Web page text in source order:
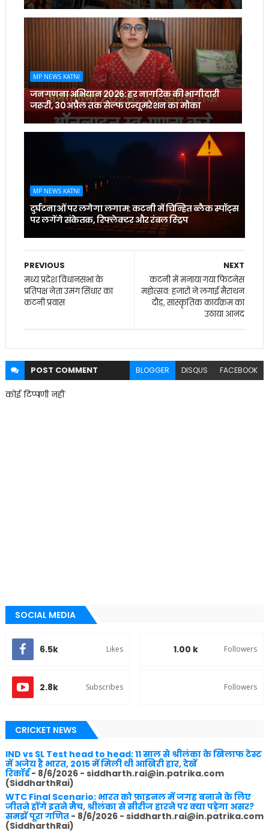
MP NEWS KATNI
जनगणना अभियान 2026: हर नागरिक की भागीदारी
जरूरी, 30 अप्रैल तक सेल्फ एन्यूमरेशन का मौका
MP NEWS KATNI
दुर्घटनाओं पर लगेगा लगाम: कटनी में चिन्हित ब्लैक स्पॉट्स
पर लगेंगे संकेतक, रिफ्लेक्टर और रंबल स्ट्रिप
NEXT
कटनी में मनाया गया फिटनेस
महोत्सव: हजारों ने लगाई मैराथन
दौड़, सांस्कृतिक कार्यक्रम का
उठाया आनंद
PREVIOUS
मध्य प्रदेश विधानसभा के
प्रतिपक्ष नेता उमंग सिंधार का
कटनी प्रवास
POST COMMENT BLOGGER DISQUS FACEBOOK
कोई टिप्पणी नहीं
SOCIAL MEDIA
6.5k Likes 1.00 k Followers
2.8k Subscribes Followers
CRICKET NEWS
IND vs SL Test head to head: 11 साल से श्रीलंका के खिलाफ टेस्ट
में अजेय है भारत, 2015 में मिली थी आखिरी हार, देखें
रिकॉर्ड- 8/6/2026- siddharth.rai@in.patrika.com
(SiddharthRai)
WTC Final Scenario: भारत को फ़ाइनल में जगह बनाने के लिए
जीतने होंगे इतने मैच, श्रीलंका से सीरीज हारने पर क्या पड़ेगा असर?
समझें पूरा गणित- 8/6/2026- siddharth.rai@in.patrika.com
(SiddharthRai)